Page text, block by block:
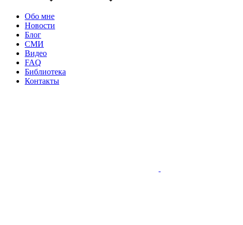
Обо мне
Новости
Блог
СМИ
Видео
FAQ
Библиотека
Контакты